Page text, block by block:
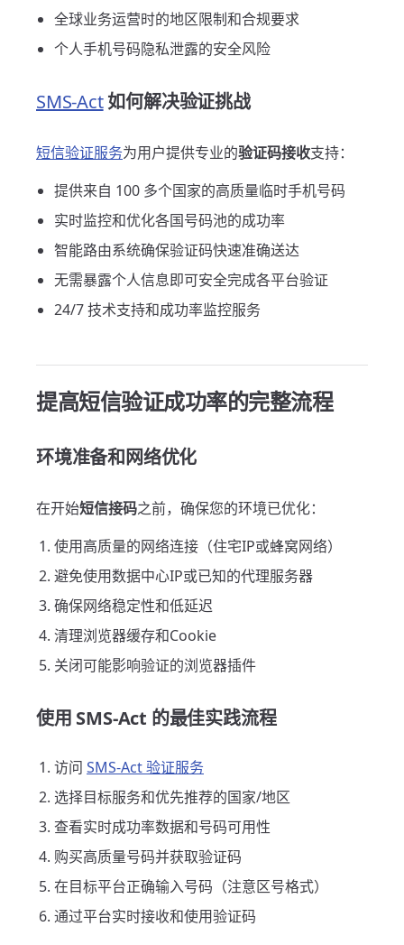
全球业务运营时的地区限制和合规要求
个人手机号码隐私泄露的安全风险
SMS-Act如何解决验证挑战
短信验证服务为用户提供专业的验证码接收支持：
提供来自 100 多个国家的高质量临时手机号码
实时监控和优化各国号码池的成功率
智能路由系统确保验证码快速准确送达
无需暴露个人信息即可安全完成各平台验证
24/7 技术支持和成功率监控服务
提高短信验证成功率的完整流程
环境准备和网络优化
在开始短信接码之前，确保您的环境已优化：
使用高质量的网络连接（住宅IP或蜂窝网络）
避免使用数据中心IP或已知的代理服务器
确保网络稳定性和低延迟
清理浏览器缓存和Cookie
关闭可能影响验证的浏览器插件
使用 SMS-Act 的最佳实践流程
访问 SMS-Act 验证服务
选择目标服务和优先推荐的国家/地区
查看实时成功率数据和号码可用性
购买高质量号码并获取验证码
在目标平台正确输入号码（注意区号格式）
通过平台实时接收和使用验证码